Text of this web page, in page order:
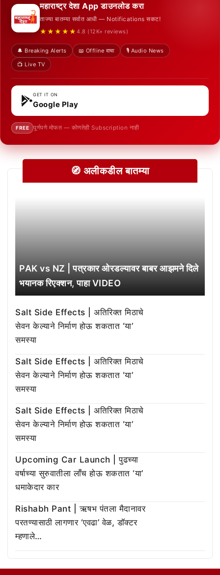
महाराष्ट्र देशा App डाउनलोड करा
ताज्या बातम्या सर्वात आधी — Notifications सकट!
★★★★★ 4.8 (12K+ reviews)
🔔 Breaking Alerts 📖 Offline वाचा
🎙️ Audio News
📺 Live TV
GET IT ON
Google Play
FREE पूर्णपणे मोफत — कोणतेही Subscription नाही
🧭 अलीकडील बातम्या
PAK vs NZ | पत्रकार ओरडल्यावर बाबर आझमने दिले
भयानक रिएक्शन, पाहा VIDEO
Salt Side Effects | अतिरिक्त मिठाचे
सेवन केल्याने निर्माण होऊ शकतात ‘या’
समस्या
Salt Side Effects | अतिरिक्त मिठाचे
सेवन केल्याने निर्माण होऊ शकतात ‘या’
समस्या
Salt Side Effects | अतिरिक्त मिठाचे
सेवन केल्याने निर्माण होऊ शकतात ‘या’
समस्या
Upcoming Car Launch | पुढच्या
वर्षाच्या सुरुवातीला लाँच होऊ शकतात ‘या’
धमाकेदार कार
Rishabh Pant | ऋषभ पंतला मैदानावर
परतण्यासाठी लागणार ‘एवढा’ वेळ, डॉक्टर
म्हणाले…